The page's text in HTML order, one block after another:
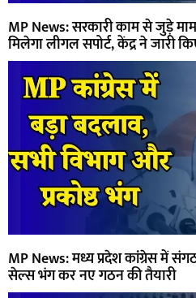
MP News: सरकारी काम से जुड़े
मिलेगा लीगल सपोर्ट, केंद्र ने जारी
MP News: मध्य प्रदेश कांग्रेस में
सेल्स भंग कर नए गठन की तैयारी